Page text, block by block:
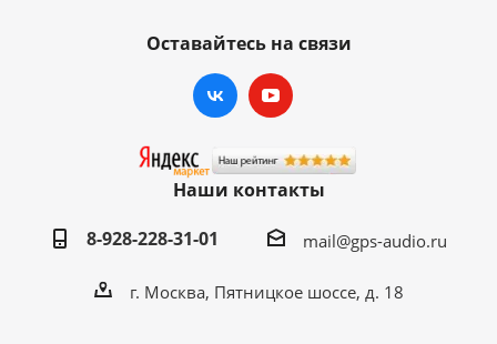
Оставайтесь на связи
Наши контакты
8-928-228-31-01
mail@gps-audio.ru
г. Москва, Пятницкое шоссе, д. 18